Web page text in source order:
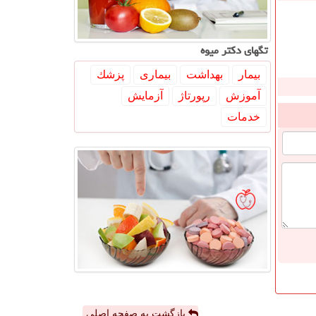
تگهای دكتر میوه
بیمار بهداشت بیماری
پزشك
آموزش
رپورتاژ
آزمایش
خدمات
بازگشت به صفحه اصلی